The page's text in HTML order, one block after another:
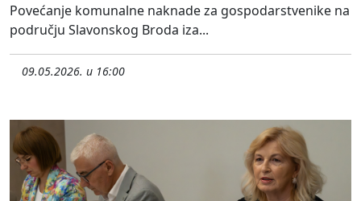
Povećanje komunalne naknade za gospodarstvenike na
području Slavonskog Broda iza...
09.05.2026. u 16:00